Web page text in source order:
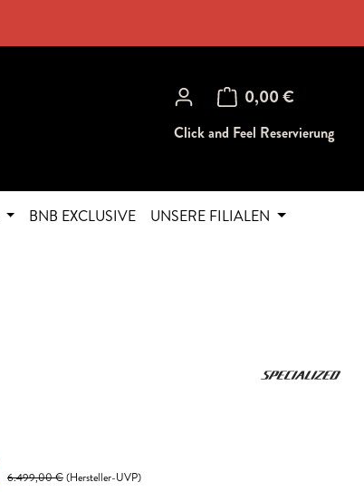
0,00 €
Warenkorb enthält 0
Click and Feel Reservierung
BNB EXCLUSIVE
UNSERE FILIALEN
6.499,00 €(Hersteller-UVP)